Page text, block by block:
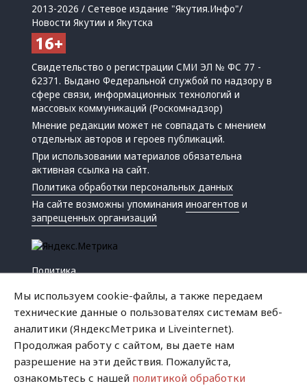
2013-2026 / Сетевое издание "Якутия.Инфо"/
Новости Якутии и Якутска
Свидетельство о регистрации СМИ ЭЛ № ФС 77 -
62371. Выдано Федеральной службой по надзору в
сфере связи, информационных технологий и
массовых коммуникаций (Роскомнадзор)
Мнение редакции может не совпадать с мнением
отдельных авторов и героев публикаций.
При использовании материалов обязательна
активная ссылка на сайт.
Политика обработки персональных данных
На сайте возможны упоминанияиноагентов и
запрещенных организаций
Политика
Мы используем cookie-файлы, а также передаем
технические данные о пользователях системам веб-
аналитики (ЯндексМетрика и Liveinternet).
Продолжая работу с сайтом, вы даете нам
разрешение на эти действия. Пожалуйста,
ознакомьтесь с нашей политикой обработки